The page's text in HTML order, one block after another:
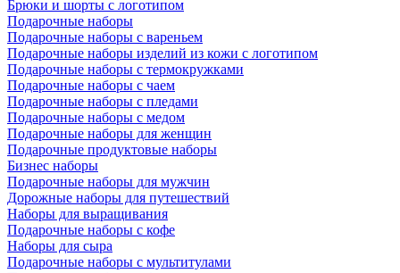
Брюки и шорты с логотипом
Подарочные наборы
Подарочные наборы с вареньем
Подарочные наборы изделий из кожи с логотипом
Подарочные наборы с термокружками
Подарочные наборы с чаем
Подарочные наборы с пледами
Подарочные наборы с медом
Подарочные наборы для женщин
Подарочные продуктовые наборы
Бизнес наборы
Подарочные наборы для мужчин
Дорожные наборы для путешествий
Наборы для выращивания
Подарочные наборы с кофе
Наборы для сыра
Подарочные наборы с мультитулами